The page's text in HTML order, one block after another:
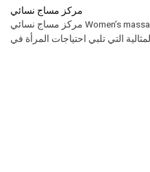
مركز مساج نسائي
مركز مساج نسائي Women’s massage center يعتبر مركز مساج نسائي